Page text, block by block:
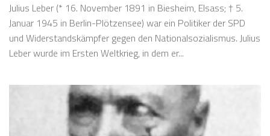
Julius Leber (* 16. November 1891 in Biesheim, Elsass; † 5.
Januar 1945 in Berlin-Plötzensee) war ein Politiker der SPD
und Widerstandskämpfer gegen den Nationalsozialismus. Julius
Leber wurde im Ersten Weltkrieg, in dem er...